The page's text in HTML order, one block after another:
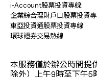
i-Account股票投資專線:
企業綜合理財戶口股票投資專
東亞投資通股票投資專線:
環球證券交易熱線:
本服務僅於辦公時間提
除外）上午9時至下午5